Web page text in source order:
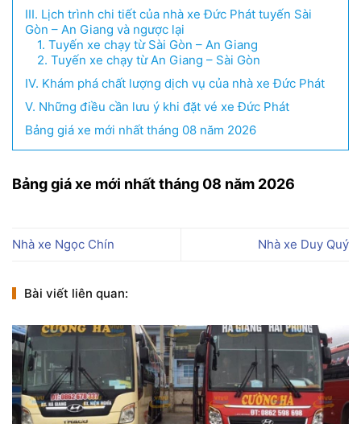
III. Lịch trình chi tiết của nhà xe Đức Phát tuyến Sài
Gòn – An Giang và ngược lại
1. Tuyến xe chạy từ Sài Gòn – An Giang
2. Tuyến xe chạy từ An Giang – Sài Gòn
IV. Khám phá chất lượng dịch vụ của nhà xe Đức Phát
V. Những điều cần lưu ý khi đặt vé xe Đức Phát
Bảng giá xe mới nhất tháng 08 năm 2026
Bảng giá xe mới nhất tháng 08 năm 2026
Nhà xe Ngọc Chín Nhà xe Duy Quý
Bài viết liên quan: